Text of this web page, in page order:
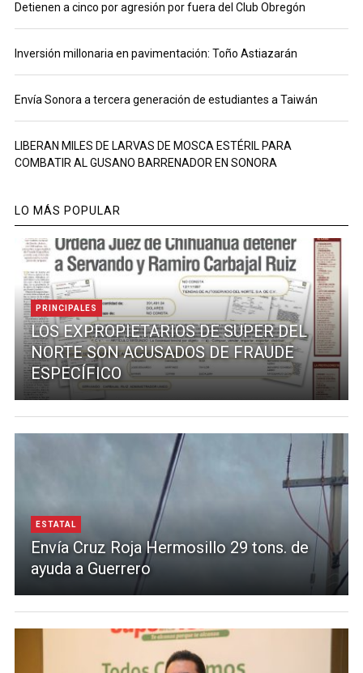
Detienen a cinco por agresión por fuera del Club Obregón
Inversión millonaria en pavimentación: Toño Astiazarán
Envía Sonora a tercera generación de estudiantes a Taiwán
LIBERAN MILES DE LARVAS DE MOSCA ESTÉRIL PARA
COMBATIR AL GUSANO BARRENADOR EN SONORA
LO MÁS POPULAR
PRINCIPALES
LOS EXPROPIETARIOS DE SUPER DEL
NORTE SON ACUSADOS DE FRAUDE
ESPECÍFICO
ESTATAL
Envía Cruz Roja Hermosillo 29 tons. de
ayuda a Guerrero